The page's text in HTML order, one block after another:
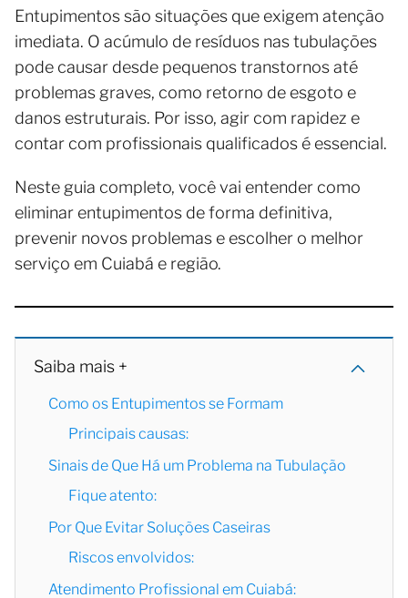
Entupimentos são situações que exigem atenção
imediata. O acúmulo de resíduos nas tubulações
pode causar desde pequenos transtornos até
problemas graves, como retorno de esgoto e
danos estruturais. Por isso, agir com rapidez e
contar com profissionais qualificados é essencial.
Neste guia completo, você vai entender como
eliminar entupimentos de forma definitiva,
prevenir novos problemas e escolher o melhor
serviço em Cuiabá e região.
Saiba mais +
Como os Entupimentos se Formam
Principais causas:
Sinais de Que Há um Problema na Tubulação
Fique atento:
Por Que Evitar Soluções Caseiras
Riscos envolvidos:
Atendimento Profissional em Cuiabá: